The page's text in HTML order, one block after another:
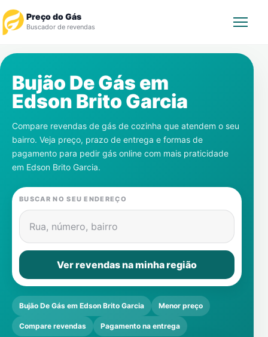
Preço do Gás
Buscador de revendas
Revendedor
Notícias
Cadastre-se
Gás
Contatos
Bujão De Gás em
Edson Brito Garcia
Compare revendas de gás de cozinha que atendem o seu
bairro. Veja preço, prazo de entrega e formas de
pagamento para pedir gás online com mais praticidade
em Edson Brito Garcia.
BUSCAR NO SEU ENDEREÇO
Rua, número, bairro
Ver revendas na minha região
Bujão De Gás em Edson Brito Garcia Menor preço
Compare revendas Pagamento na entrega